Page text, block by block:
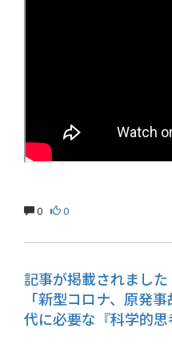
0 0
記事が掲載されまし
「新型コロナ、原発
代に必要な『科学的思